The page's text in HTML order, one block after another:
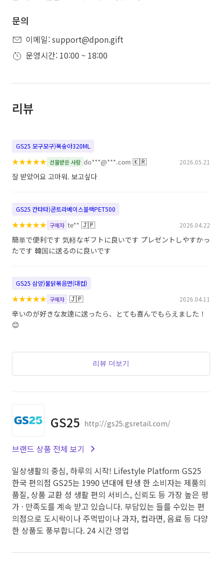
문의
이메일: support@dpon.gift
운영시간: 10:00 ~ 18:00
리뷰
GS25 모구모구)복숭아320ML
★★★★★ 선물받은 사람 do***@***.com 🇰🇷 2026.05.21
잘 받았어요 고마워. 보고싶다
GS25 칸타타)콘트라베이스블랙PET500
★★★★★ 구매자 te** 🇯🇵 2026.04.22
簡単で便利です 気軽なギフトに良いです プレゼントしやすかっ
たです 韓国に送るのに良いです
GS25 삼양)불닭볶음면(대컵)
★★★★★ 구매자 🇯🇵 2026.04.11
辛いのが好きな友達に送ったら、とても喜んでもらえました！
😊
리뷰 더보기
GS25 http://gs25.gsretail.com/
브랜드 상품 전체 보기
일상생활의 중심, 하루의 시작! Lifestyle Platform GS25
한국 편의점 GS25는 1990 년대에 탄생 한 소비자는 제품의
품질, 상품 교환 성 생활 편의 서비스, 신뢰도 등 가장 높은 평
가 · 만족도를 계속 받고 있습니다. 부담있는 들를 수있는 편
의점으로 도시락이나 주먹밥이나 과자, 컵라면, 음료 등 다양
한 상품도 풍부합니다. 24 시간 영업